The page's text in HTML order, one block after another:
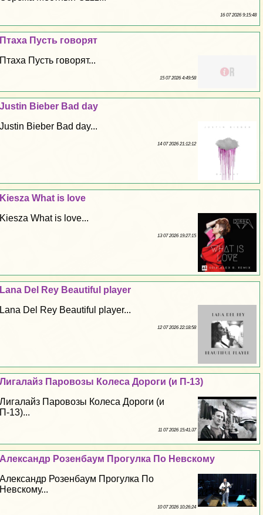
16 07 2026 9:15:48
Птаха Пусть говорят
Птаха Пусть говорят...
15 07 2026 4:49:58
Justin Bieber Bad day
Justin Bieber Bad day...
14 07 2026 21:12:12
Kiesza What is love
Kiesza What is love...
13 07 2026 19:27:15
Lana Del Rey Beautiful player
Lana Del Rey Beautiful player...
12 07 2026 22:18:58
Лигалайз Паровозы Колеса Дороги (и П-13)
Лигалайз Паровозы Колеса Дороги (и
П-13)...
11 07 2026 15:41:37
Александр Розенбаум Прогулка По Невскому
Александр Розенбаум Прогулка По
Невскому...
10 07 2026 10:26:24